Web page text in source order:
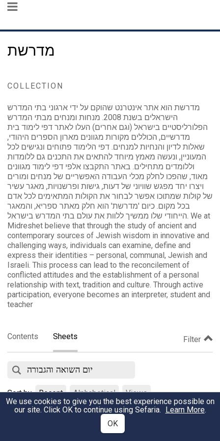
מדרשת
COLLECTION
מדרשת הוא אתר אינטרנט שהוקם על ידי ארגוני בתי המדרש
הישראלים בשנת 2008. מנחות ומנחים מבתי המדרש
הפלורליסטיים בישראל (וגם אחרים) העלו לאתר דפי לימוד בית
מדרשיים, הכוללים מקורות מגוונים מארון הספרים היהודי,
שאלות לדיון והנחיות למנחים. דפי הלימוד פתוחים ונגישים לכל
המעוניין, ונעשה מאמץ מיוחד להתאים את התכנים גם ללומדות
וללומדים מתחילים. באתר התקבצו אלפי דפי לימוד מגוונים
מאוד, שהפכו לחלק מכלי העבודה האפשריים של מנחים ומורים
ויצרו יחד מפגש שוויוני של דעות, גישות ופרשנויות, מאגר עשיר
של קולות שמתוכו אפשר לבחור את הקולות המתאימים לכל אדם
בכל מקום. כיום 'מדרשת' הוא חלק מאתר ספריא, והמאגר
הייחודי שלו ממשיך ללוות את עולם בתי המדרש בישראל. We at
Midreshet believe that through the study of ancient and
contemporary sources of Jewish wisdom in innovative and
challenging ways, individuals can examine, define and
express their identities – personal, communal, Jewish and
Israeli. This process can lead to the reconcilement of
conflicted attitudes and the establishment of a personal
relationship with text, tradition and culture. Through active
participation, everyone becomes an interpreter, student and
teacher
Contents Sheets Filter
Sort by Recent Alphabetical Views
תהלים מד-מח: 'אלוהים, קשה לפעמים לתפוס ולעכל מה שהברואים
We use cookies to give you the best experience possible on
our site. Click OK to continue using Sefaria. Learn More.
OK